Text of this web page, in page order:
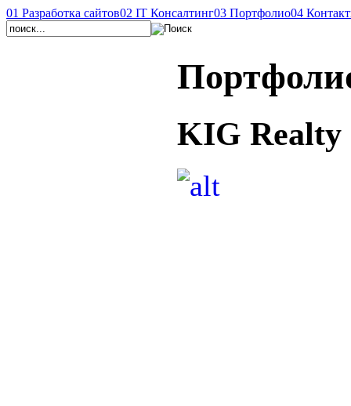
01 Разработка сайтов02 IT Консалтинг03 Портфолио04
KIG Realty